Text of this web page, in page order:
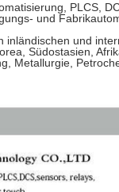
PLCS,
und
inländischen und
Südostasien,
Metallurgie,